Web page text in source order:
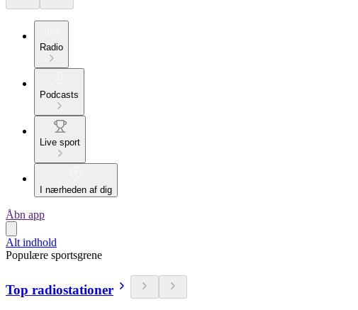
Radio
Podcasts
Live sport
I nærheden af dig
Åbn app
Alt indhold
Populære sportsgrene
Top radiostationer